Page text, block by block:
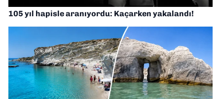
105 yıl hapisle aranıyordu: Kaçarken yakalandı!